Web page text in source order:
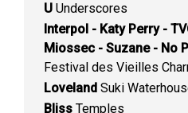
U Underscores
Interpol - Katy Perry -
Miossec - Suzane - No
Festival des Vieilles
Loveland Suki
Bliss Temples